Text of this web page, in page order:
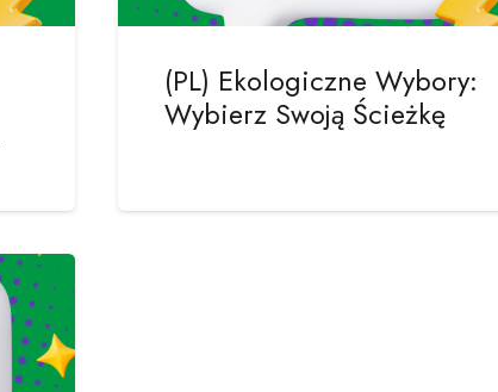
(PL) Ekologiczne Wybory:
Wybierz Swoją Ścieżkę